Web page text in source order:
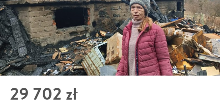
29 702 zł